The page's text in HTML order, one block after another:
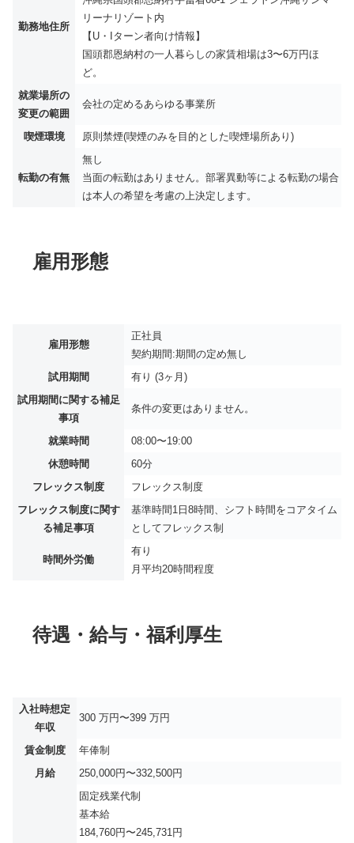
勤務地住所
リーナリゾート内
【U・Iターン者向け情報】
国頭郡恩納村の一人暮らしの家賃相場は3〜6万円ほ
ど。
就業場所の
変更の範囲
会社の定めるあらゆる事業所
喫煙環境 原則禁煙(喫煙のみを目的とした喫煙場所あり)
転勤の有無
無し
当面の転勤はありません。部署異動等による転勤の場合
は本人の希望を考慮の上決定します。
雇用形態
雇用形態
正社員
契約期間:期間の定め無し
試用期間
有り (3ヶ月)
試用期間に関する補足
事項
条件の変更はありません。
就業時間
08:00〜19:00
休憩時間
60分
フレックス制度
フレックス制度
フレックス制度に関す
る補足事項
基準時間1日8時間、シフト時間をコアタイム
としてフレックス制
時間外労働
有り
月平均20時間程度
待遇・給与・福利厚生
入社時想定
年収
300 万円〜399 万円
賃金制度
年俸制
月給
250,000円〜332,500円
固定残業代制
基本給
184,760円〜245,731円